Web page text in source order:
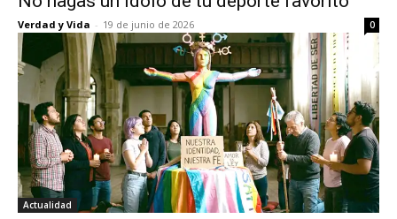
Verdad y Vida - 19 de junio de 2026 0
Actualidad